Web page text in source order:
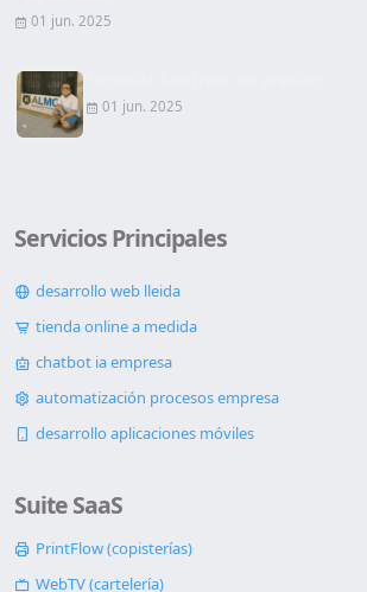
01 jun. 2025
01 jun. 2025
Servicios Principales
desarrollo web lleida
tienda online a medida
chatbot ia empresa
automatización procesos empresa
desarrollo aplicaciones móviles
Suite SaaS
PrintFlow (copisterías)
WebTV (cartelería)